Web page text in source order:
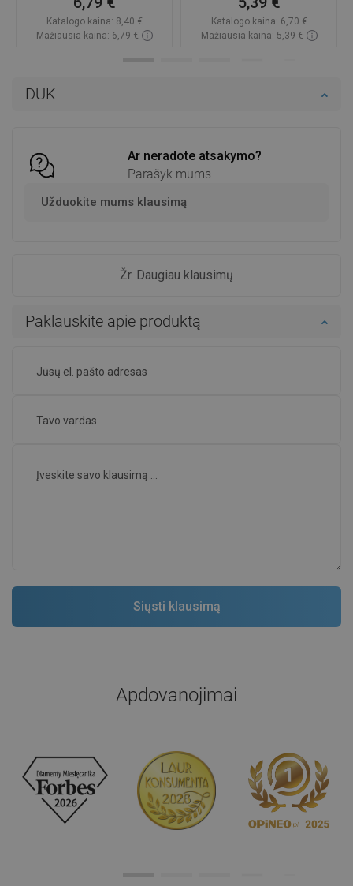
DUK
Ar neradote atsakymo?
Parašyk mums
Užduokite mums klausimą
Žr. Daugiau klausimų
Paklauskite apie produktą
Katalogo kaina: 8,40 €
Mažiausia kaina: 6,79 €
Katalogo kaina: 6,70 €
Mažiausia kaina: 5,39 €
Apdovanojimai